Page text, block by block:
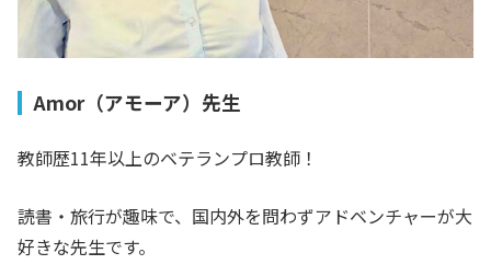
Amor（アモーア）先生
教師歴11年以上のベテランプロ教師！
読書・旅行が趣味で、国内外を問わずアドベンチャーが大
好きな先生です。